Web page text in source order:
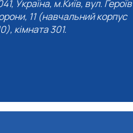
Україна, м.Київ, вул. Героїв
11 (навчальний корпус
кімната 301.